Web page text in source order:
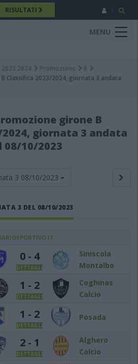
RISULTATI
MENU
2023 2024 Promozione
B
Classifica 2023/2024, giornata 3 andata
girone B
giornata 3 andata
08/10/2023
3 08/10/2023
3 DEL 08/10/2023
0 - 4
DETTAGLI
Siniscola
Montalbo
1 - 2
DETTAGLI
Coghinas
Calcio
1 - 2
DETTAGLI
Posada
2 - 1
DETTAGLI
Alghero
Calcio